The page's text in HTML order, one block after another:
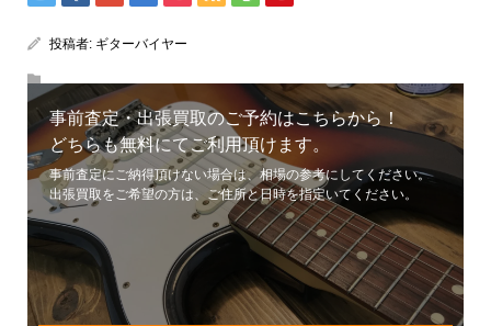
投稿者: ギターバイヤー
事前査定・出張買取のご予約はこちらから！
どちらも無料にてご利用頂けます。
事前査定にご納得頂けない場合は、相場の参考にしてください。
出張買取をご希望の方は、ご住所と日時を指定いてください。